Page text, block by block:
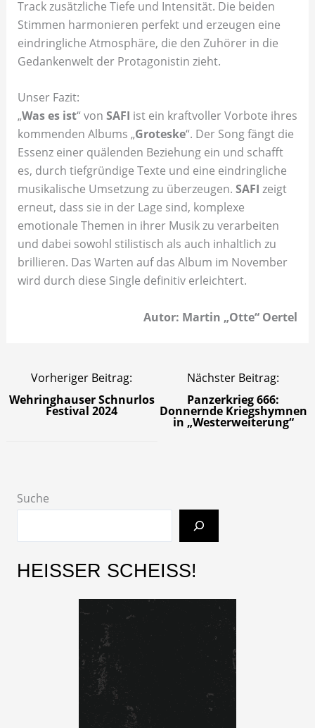
Track zusätzliche Tiefe und Intensität. Die beiden
Stimmen harmonieren perfekt und erzeugen eine
eindringliche Atmosphäre, die den Zuhörer in die
Gedankenwelt der Protagonistin zieht.
Unser Fazit:
„Was es ist“ von SAFI ist ein kraftvoller Vorbote ihres
kommenden Albums „Groteske“. Der Song fängt die
Essenz einer quälenden Beziehung ein und schafft
es, durch tiefgründige Texte und eine eindringliche
musikalische Umsetzung zu überzeugen. SAFI zeigt
erneut, dass sie in der Lage sind, komplexe
emotionale Themen in ihrer Musik zu verarbeiten
und dabei sowohl stilistisch als auch inhaltlich zu
brillieren. Das Warten auf das Album im November
wird durch diese Single definitiv erleichtert.
Autor: Martin „Otte“ Oertel
Vorheriger Beitrag:
Wehringhauser Schnurlos
Festival 2024
Nächster Beitrag:
Panzerkrieg 666:
Donnernde Kriegshymnen
in „Westerweiterung“
Suche
HEISSER SCHEISS!